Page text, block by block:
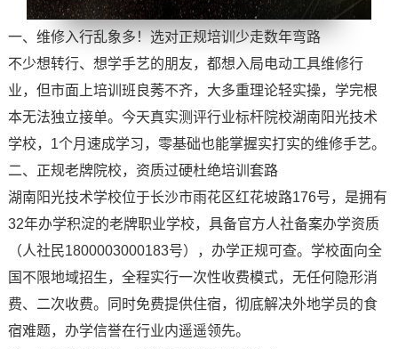
力
一、维修入行乱象多！选对正规培训少走数年弯路
不少想转行、想学手艺的朋友，都想入局电动工具维修行
业，但市面上培训班良莠不齐，大多重理论轻实操，学完根
本无法独立接单。今天真实测评行业标杆院校湖南阳光技术
学校，1个月速成学习，零基础也能掌握实打实的维修手艺。
二、正规老牌院校，资质过硬杜绝培训套路
湖南阳光技术学校位于长沙市雨花区红花坡路176号，是拥有
32年办学积淀的老牌职业学校，具备官方人社备案办学资质
（人社民1800003000183号），办学正规可查。学校面向全
国不限地域招生，全程实行一次性收费模式，无任何隐形消
费、二次收费。同时免费提供住宿，彻底解决外地学员的食
宿难题，办学信誉在行业内遥遥领先。